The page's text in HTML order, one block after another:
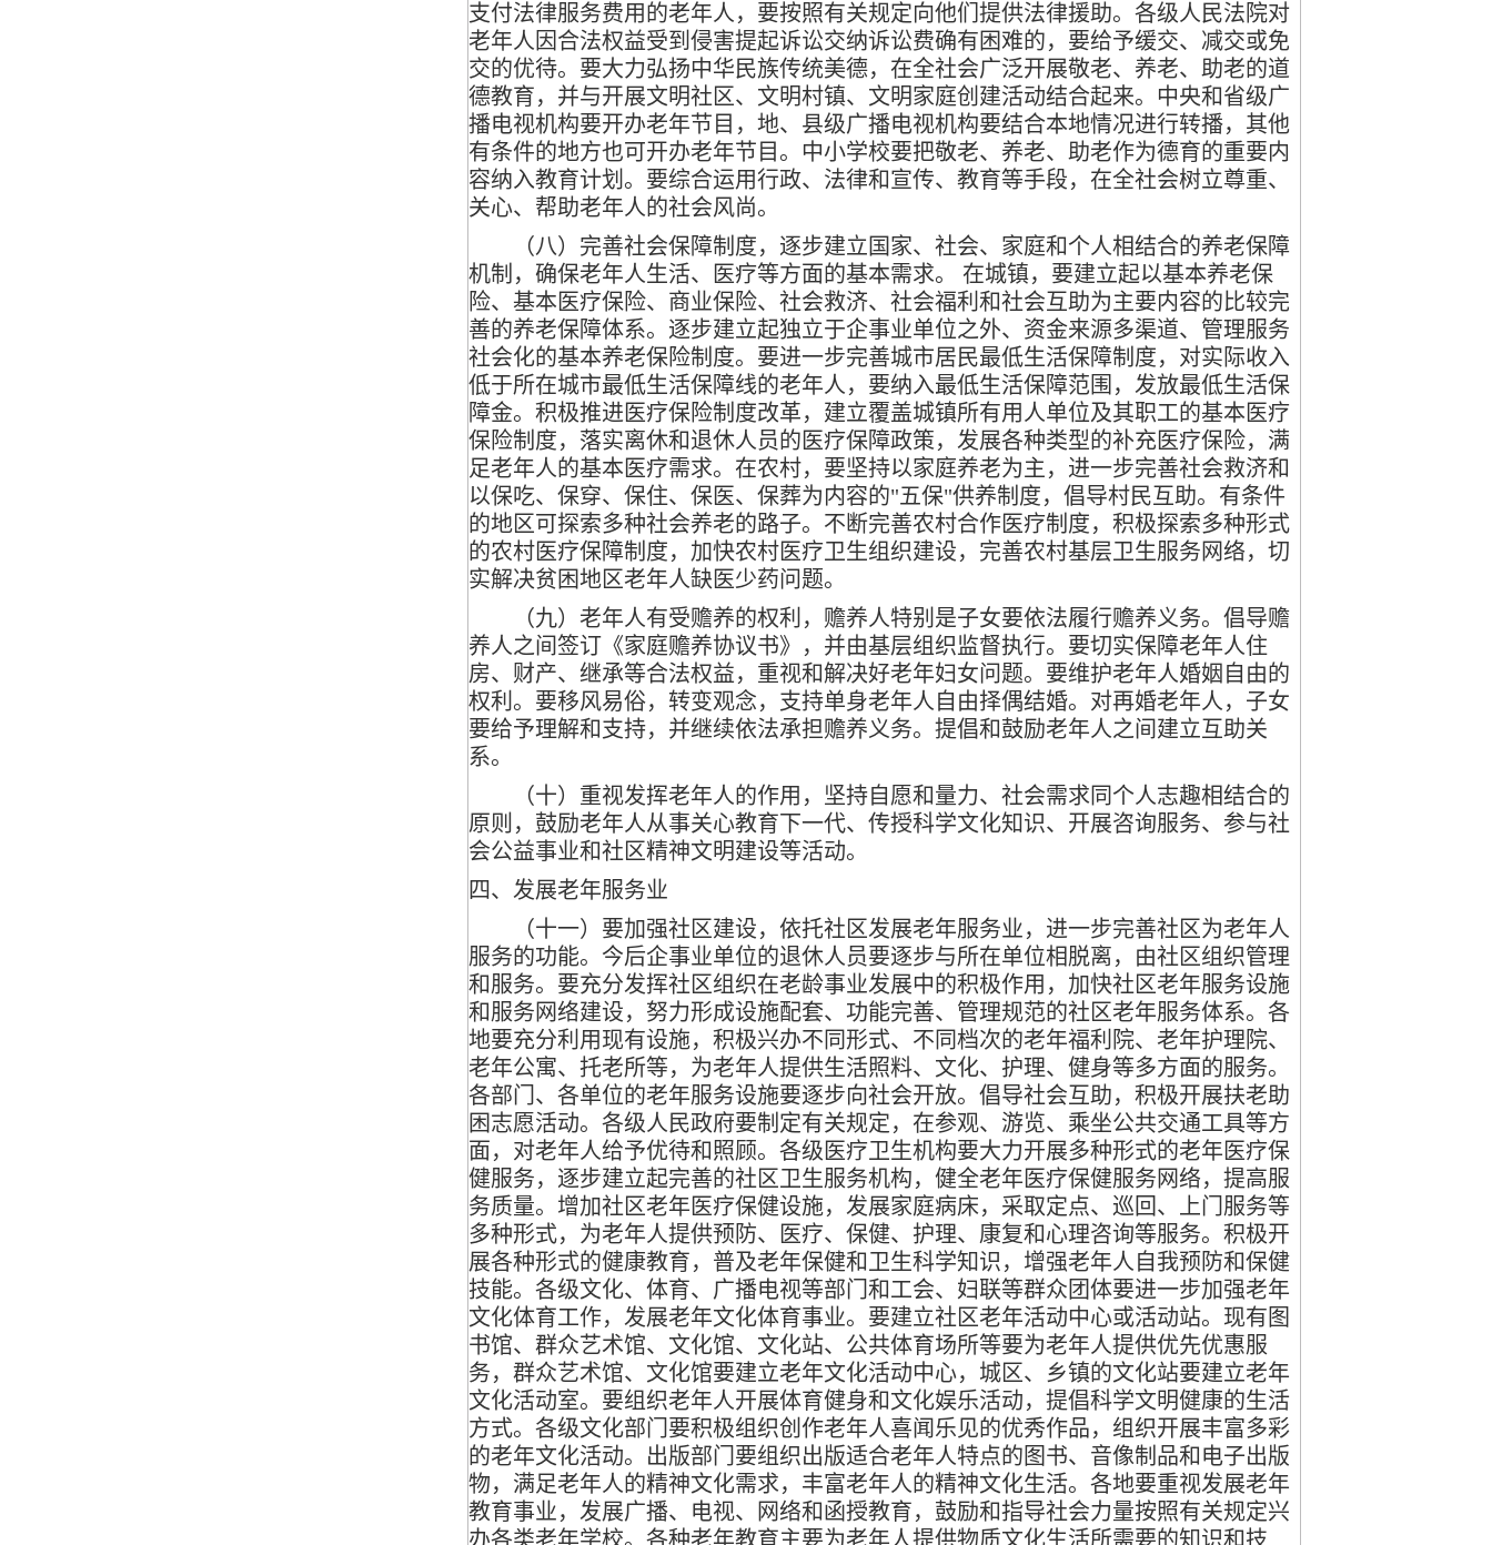
支付法律服务费用的老年人，要按照有关规定向他们提供法律援助。各级人民法院对
老年人因合法权益受到侵害提起诉讼交纳诉讼费确有困难的，要给予缓交、减交或免
交的优待。要大力弘扬中华民族传统美德，在全社会广泛开展敬老、养老、助老的道
德教育，并与开展文明社区、文明村镇、文明家庭创建活动结合起来。中央和省级广
播电视机构要开办老年节目，地、县级广播电视机构要结合本地情况进行转播，其他
有条件的地方也可开办老年节目。中小学校要把敬老、养老、助老作为德育的重要内
容纳入教育计划。要综合运用行政、法律和宣传、教育等手段，在全社会树立尊重、
关心、帮助老年人的社会风尚。
（八）完善社会保障制度，逐步建立国家、社会、家庭和个人相结合的养老保障
机制，确保老年人生活、医疗等方面的基本需求。 在城镇，要建立起以基本养老保
险、基本医疗保险、商业保险、社会救济、社会福利和社会互助为主要内容的比较完
善的养老保障体系。逐步建立起独立于企事业单位之外、资金来源多渠道、管理服务
社会化的基本养老保险制度。要进一步完善城市居民最低生活保障制度，对实际收入
低于所在城市最低生活保障线的老年人，要纳入最低生活保障范围，发放最低生活保
障金。积极推进医疗保险制度改革，建立覆盖城镇所有用人单位及其职工的基本医疗
保险制度，落实离休和退休人员的医疗保障政策，发展各种类型的补充医疗保险，满
足老年人的基本医疗需求。在农村，要坚持以家庭养老为主，进一步完善社会救济和
以保吃、保穿、保住、保医、保葬为内容的"五保"供养制度，倡导村民互助。有条件
的地区可探索多种社会养老的路子。不断完善农村合作医疗制度，积极探索多种形式
的农村医疗保障制度，加快农村医疗卫生组织建设，完善农村基层卫生服务网络，切
实解决贫困地区老年人缺医少药问题。
（九）老年人有受赡养的权利，赡养人特别是子女要依法履行赡养义务。倡导赡
养人之间签订《家庭赡养协议书》，并由基层组织监督执行。要切实保障老年人住
房、财产、继承等合法权益，重视和解决好老年妇女问题。要维护老年人婚姻自由的
权利。要移风易俗，转变观念，支持单身老年人自由择偶结婚。对再婚老年人，子女
要给予理解和支持，并继续依法承担赡养义务。提倡和鼓励老年人之间建立互助关
系。
（十）重视发挥老年人的作用，坚持自愿和量力、社会需求同个人志趣相结合的
原则，鼓励老年人从事关心教育下一代、传授科学文化知识、开展咨询服务、参与社
会公益事业和社区精神文明建设等活动。
四、发展老年服务业
（十一）要加强社区建设，依托社区发展老年服务业，进一步完善社区为老年人
服务的功能。今后企事业单位的退休人员要逐步与所在单位相脱离，由社区组织管理
和服务。要充分发挥社区组织在老龄事业发展中的积极作用，加快社区老年服务设施
和服务网络建设，努力形成设施配套、功能完善、管理规范的社区老年服务体系。各
地要充分利用现有设施，积极兴办不同形式、不同档次的老年福利院、老年护理院、
老年公寓、托老所等，为老年人提供生活照料、文化、护理、健身等多方面的服务。
各部门、各单位的老年服务设施要逐步向社会开放。倡导社会互助，积极开展扶老助
困志愿活动。各级人民政府要制定有关规定，在参观、游览、乘坐公共交通工具等方
面，对老年人给予优待和照顾。各级医疗卫生机构要大力开展多种形式的老年医疗保
健服务，逐步建立起完善的社区卫生服务机构，健全老年医疗保健服务网络，提高服
务质量。增加社区老年医疗保健设施，发展家庭病床，采取定点、巡回、上门服务等
多种形式，为老年人提供预防、医疗、保健、护理、康复和心理咨询等服务。积极开
展各种形式的健康教育，普及老年保健和卫生科学知识，增强老年人自我预防和保健
技能。各级文化、体育、广播电视等部门和工会、妇联等群众团体要进一步加强老年
文化体育工作，发展老年文化体育事业。要建立社区老年活动中心或活动站。现有图
书馆、群众艺术馆、文化馆、文化站、公共体育场所等要为老年人提供优先优惠服
务，群众艺术馆、文化馆要建立老年文化活动中心，城区、乡镇的文化站要建立老年
文化活动室。要组织老年人开展体育健身和文化娱乐活动，提倡科学文明健康的生活
方式。各级文化部门要积极组织创作老年人喜闻乐见的优秀作品，组织开展丰富多彩
的老年文化活动。出版部门要组织出版适合老年人特点的图书、音像制品和电子出版
物，满足老年人的精神文化需求，丰富老年人的精神文化生活。各地要重视发展老年
教育事业，发展广播、电视、网络和函授教育，鼓励和指导社会力量按照有关规定兴
办各类老年学校。各种老年教育主要为老年人提供物质文化生活所需要的知识和技